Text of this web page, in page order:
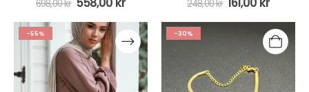
698,00kr 248,00kr
-55% -30%